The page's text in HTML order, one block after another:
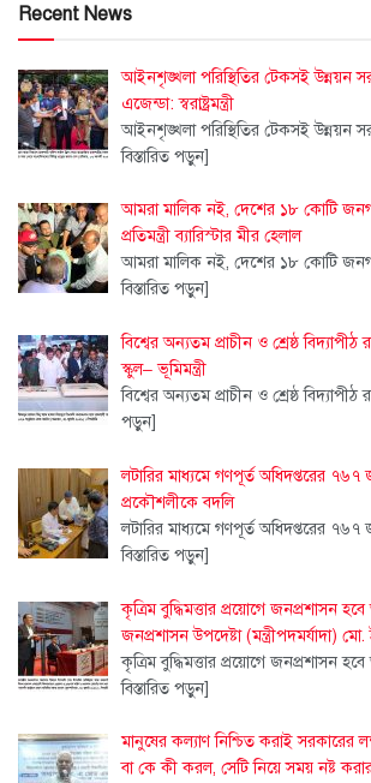
Recent News
আইনশৃঙ্খলা পরিস্থিতির টেকসই উন্নয়ন
এজেন্ডা: স্বরাষ্ট্রমন্ত্রী
আইনশৃঙ্খলা পরিস্থিতির টেকসই উন্নয়ন
বিস্তারিত পড়ুন]
আমরা মালিক নই, দেশের ১৮ কোটি
প্রতিমন্ত্রী ব্যারিস্টার মীর হেলাল
আমরা মালিক নই, দেশের ১৮ কোটি
বিস্তারিত পড়ুন]
বিশ্বের অন্যতম প্রাচীন ও শ্রেষ্ঠ
স্কুল– ভূমিমন্ত্রী
বিশ্বের অন্যতম প্রাচীন ও শ্রেষ্ঠ বিদ্যাপীঠ
পড়ুন]
লটারির মাধ্যমে গণপূর্ত অধিদপ্তরের
প্রকৌশলীকে বদলি
লটারির মাধ্যমে গণপূর্ত অধিদপ্তরের
বিস্তারিত পড়ুন]
কৃত্রিম বুদ্ধিমত্তার প্রয়োগে জনপ্রশাসন
জনপ্রশাসন উপদেষ্টা (মন্ত্রীপদমর্যাদা)
কৃত্রিম বুদ্ধিমত্তার প্রয়োগে জনপ্রশাসন
বিস্তারিত পড়ুন]
মানুষের কল্যাণ নিশ্চিত করাই সরকারের
বা কে কী করল, সেটি নিয়ে সময় নষ্ট